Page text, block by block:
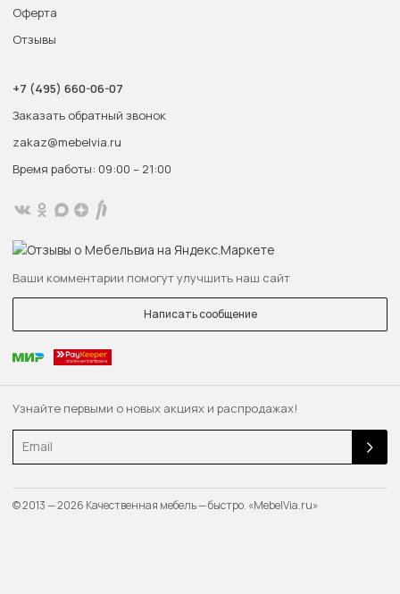
Узнайте первыми о новых акциях и распродажах!
Email
Оферта
Отзывы
+7 (495) 660-06-07
Заказать обратный звонок
zakaz@mebelvia.ru
Время работы: 09:00 – 21:00
Ваши комментарии помогут улучшить наш сайт
Написать сообщение
© 2013 — 2026 Качественная мебель — быстро. «MebelVia.ru»